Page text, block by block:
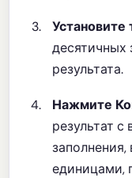
Установите
десятичных
результата.
Нажмите
результат
единицами,